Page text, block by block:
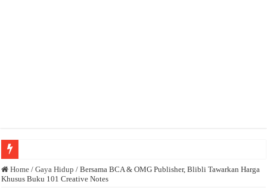
Anda butuh promosi usaha? Kontak ke Email redaksi@bisnisnasional.com
Home / Gaya Hidup / Bersama BCA & OMG Publisher, Blibli Tawarkan Harga
Khusus Buku 101 Creative Notes